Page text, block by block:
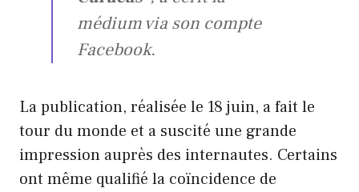
médium via son compte
Facebook.
La publication, réalisée le 18 juin, a fait le
tour du monde et a suscité une grande
impression auprès des internautes. Certains
ont même qualifié la coïncidence de